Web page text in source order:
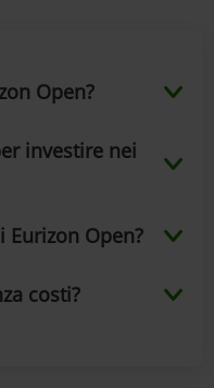
Open?
investire nei
Open?
costi?